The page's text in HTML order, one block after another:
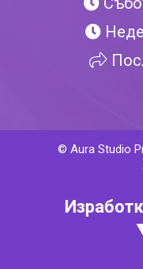
© Aura Studio